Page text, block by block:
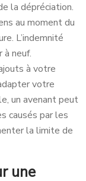
la dépréciation.
au moment du
L’indemnité
à neuf.
à votre
votre
un avenant peut
causés par les
la limite de
une